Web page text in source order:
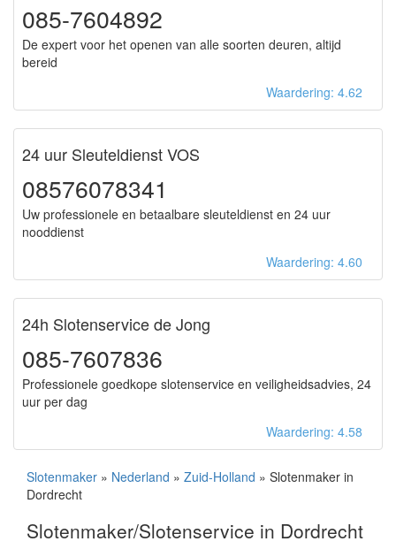
085-7604892
De expert voor het openen van alle soorten deuren, altijd
bereid
Waardering: 4.62
24 uur Sleuteldienst VOS
08576078341
Uw professionele en betaalbare sleuteldienst en 24 uur
nooddienst
Waardering: 4.60
24h Slotenservice de Jong
085-7607836
Professionele goedkope slotenservice en veiligheidsadvies, 24
uur per dag
Waardering: 4.58
Slotenmaker » Nederland » Zuid-Holland » Slotenmaker in
Dordrecht
Slotenmaker/Slotenservice in Dordrecht